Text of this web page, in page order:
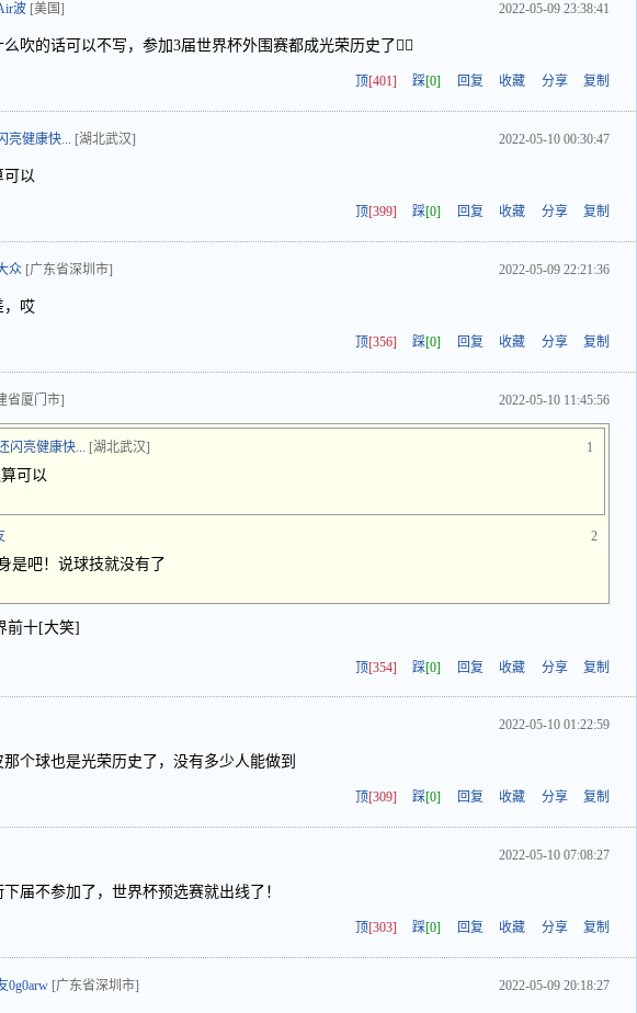
波 [美国] 2022-05-09 23:38:41
吹的话可以不写，参加3届世界杯外围赛都成光荣历史了👍🏻
顶[401] 踩[0] 回复 收藏 分享 复制
亮健康快... [湖北武汉] 2022-05-10 00:30:47
可以
顶[399] 踩[0] 回复 收藏 分享 复制
众 [广东省深圳市] 2022-05-09 22:21:36
，哎
顶[356] 踩[0] 回复 收藏 分享 复制
省厦门市] 2022-05-10 11:45:56
闪亮健康快... [湖北武汉] 1
可以
2
是吧！说球技就没有了
前十[大笑]
顶[354] 踩[0] 回复 收藏 分享 复制
2022-05-10 01:22:59
那个球也是光荣历史了，没有多少人能做到
顶[309] 踩[0] 回复 收藏 分享 复制
2022-05-10 07:08:27
届不参加了，世界杯预选赛就出线了！
顶[303] 踩[0] 回复 收藏 分享 复制
0g0arw [广东省深圳市] 2022-05-09 20:18:27